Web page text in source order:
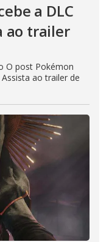
a DLC
ao trailer
O post Pokémon
ao trailer de